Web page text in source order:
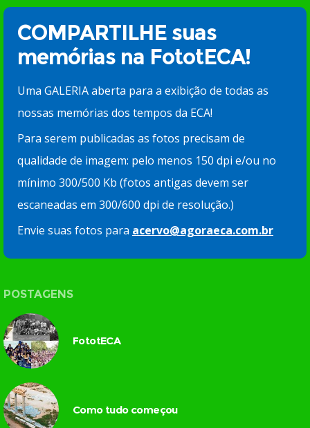
COMPARTILHE suas
memórias na FototECA!
Uma GALERIA aberta para a exibição de todas as
nossas memórias dos tempos da ECA!
Para serem publicadas as fotos precisam de
qualidade de imagem: pelo menos 150 dpi e/ou no
mínimo 300/500 Kb (fotos antigas devem ser
escaneadas em 300/600 dpi de resolução.)
Envie suas fotos para acervo@agoraeca.com.br
POSTAGENS
FototECA
Como tudo começou